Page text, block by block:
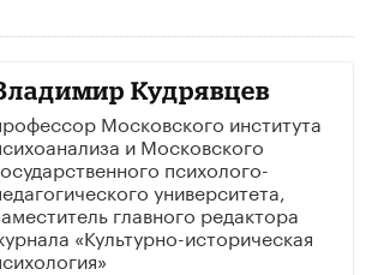
Кудрявцев
Московского института
и Московского
психолого-
университета,
главного редактора
«Культурно-историческая